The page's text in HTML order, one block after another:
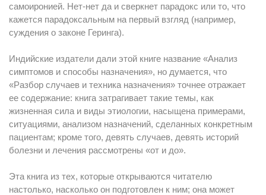
самоиронией. Нет-нет да и сверкнет парадокс или то, что
кажется парадоксальным на первый взгляд (например,
суждения о законе Геринга).
Индийские издатели дали этой книге название «Анализ
симптомов и способы назначения», но думается, что
«Разбор случаев и техника назначения» точнее отражает
ее содержание: книга затрагивает такие темы, как
жизненная сила и виды этиологии, насыщена примерами,
ситуациями, анализом назначений, сделанных конкретным
пациентам; кроме того, девять случаев, девять историй
болезни и лечения рассмотрены «от и до».
Эта книга из тех, которые открываются читателю
настолько, насколько он подготовлен к ним; она может